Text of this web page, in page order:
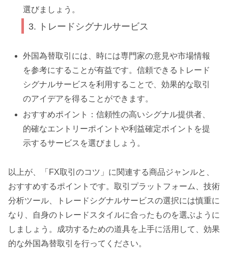
選びましょう。
3. トレードシグナルサービス
外国為替取引には、時には専門家の意見や市場情報
を参考にすることが有益です。信頼できるトレード
シグナルサービスを利用することで、効果的な取引
のアイデアを得ることができます。
おすすめポイント：信頼性の高いシグナル提供者、
的確なエントリーポイントや利益確定ポイントを提
示するサービスを選びましょう。
以上が、「FX取引のコツ」に関連する商品ジャンルと、
おすすめするポイントです。取引プラットフォーム、技術
分析ツール、トレードシグナルサービスの選択には慎重に
なり、自身のトレードスタイルに合ったものを選ぶように
しましょう。成功するための道具を上手に活用して、効果
的な外国為替取引を行ってください。